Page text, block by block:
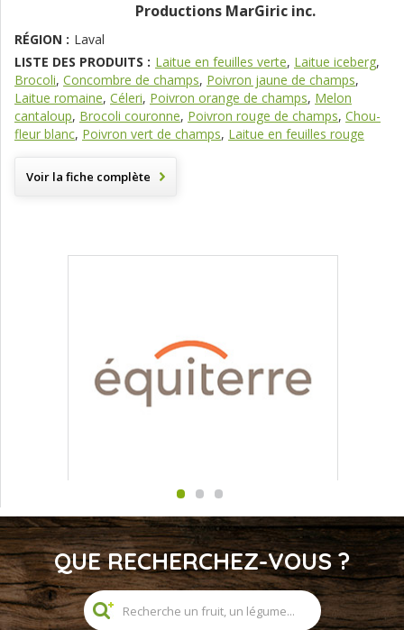
Productions MarGiric inc.
RÉGION : Laval
LISTE DES PRODUITS : Laitue en feuilles verte, Laitue iceberg,
Brocoli, Concombre de champs, Poivron jaune de champs,
Laitue romaine, Céleri, Poivron orange de champs, Melon
cantaloup, Brocoli couronne, Poivron rouge de champs, Chou-
fleur blanc, Poivron vert de champs, Laitue en feuilles rouge
Voir la fiche complète
QUE RECHERCHEZ-VOUS ?